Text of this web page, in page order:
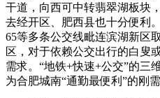
干道，向西可中转翡翠湖板块
去经开区、肥西县也十分便利
65等多条公交线毗连滨湖新区
区，对于依赖公交出行的白叟
需求。“地铁+快速+公交”的三
为合肥城南“通勤最便利”的刚